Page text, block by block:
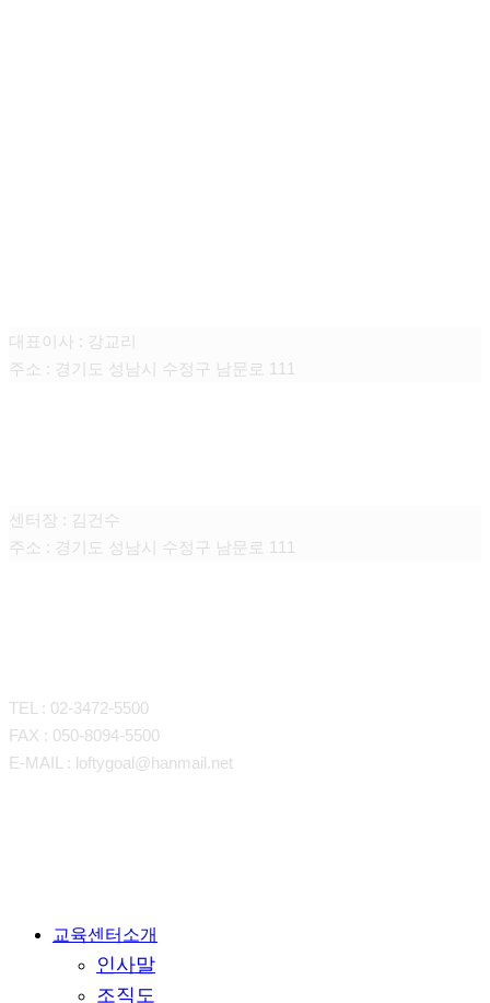
대표이사 : 강교리
주소 : 경기도 성남시 수정구 남문로 111
센터장 : 김건수
주소 : 경기도 성남시 수정구 남문로 111
TEL : 02-3472-5500
FAX : 050-8094-5500
E-MAIL : loftygoal@hanmail.net
Close 교육센터소개
인사말
조직도